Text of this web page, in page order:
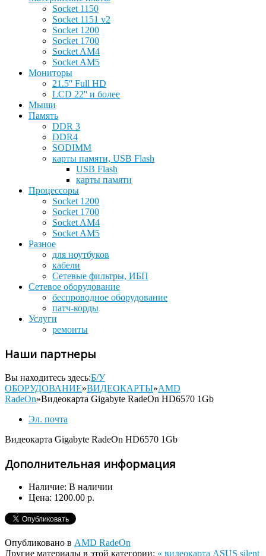
Socket 1150
Socket 1151 v2
Socket 1200
Socket 1700
Socket AM4
Socket AM5
Мониторы
21.5'' Full HD
LCD 22'' и более
Мыши
Память
DDR 3
DDR4
SODIMM
карты памяти, USB Flash
USB Flash
карты памяти
Процессоры
Socket 1200
Socket 1700
Socket AM4
Socket AM5
Разное
для ноутбуков
кабели
Сетевые фильтры, ИБП
Сетевое оборудование
беспроводное оборудование
патч-корды
Услуги
ремонты
Наши партнеры
Вы находитесь здесь:Б/У
ОБОРУДОВАНИЕ»ВИДЕОКАРТЫ»AMD
RadeOn»Видеокарта Gigabyte RadeOn HD6570 1Gb
Эл. почта
Видеокарта Gigabyte RadeOn HD6570 1Gb
Дополнительная информация
Наличие: В наличии
Цена: 1200.00 р.
Опубликовано в AMD RadeOn
Другие материалы в этой категории: « видеокарта ASUS silent